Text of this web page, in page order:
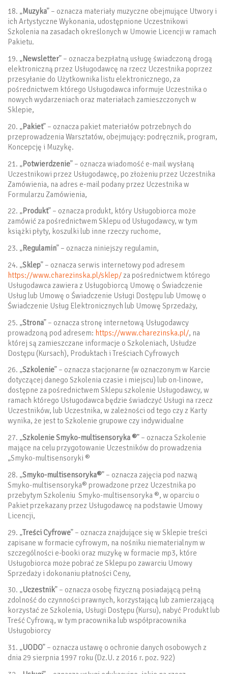
18. „Muzyka” – oznacza materiały muzyczne obejmujące Utwory i
ich Artystyczne Wykonania, udostępnione Uczestnikowi
Szkolenia na zasadach określonych w Umowie Licencji w ramach
Pakietu.
19. „Newsletter” – oznacza bezpłatną usługę świadczoną drogą
elektroniczną przez Usługodawcę na rzecz Uczestnika poprzez
przesyłanie do Użytkownika listu elektronicznego, za
pośrednictwem którego Usługodawca informuje Uczestnika o
nowych wydarzeniach oraz materiałach zamieszczonych w
Sklepie,
20. „Pakiet” – oznacza pakiet materiałów potrzebnych do
przeprowadzenia Warsztatów, obejmujący: podręcznik, program,
Koncepcję i Muzykę.
21. „Potwierdzenie” – oznacza wiadomość e-mail wysłaną
Uczestnikowi przez Usługodawcę, po złożeniu przez Uczestnika
Zamówienia, na adres e-mail podany przez Uczestnika w
Formularzu Zamówienia,
22. „Produkt” – oznacza produkt, który Usługobiorca może
zamówić za pośrednictwem Sklepu od Usługodawcy, w tym
książki płyty, koszulki lub inne rzeczy ruchome,
23. „Regulamin” – oznacza niniejszy regulamin,
24. „Sklep” – oznacza serwis internetowy pod adresem
https://www.charezinska.pl/sklep/za pośrednictwem którego
Usługodawca zawiera z Usługobiorcą Umowę o Świadczenie
Usług lub Umowę o Świadczenie Usługi Dostępu lub Umowę o
Świadczenie Usług Elektronicznych lub Umowę Sprzedaży,
25. „Strona” – oznacza stronę internetową Usługodawcy
prowadzoną pod adresem: https://www.charezinska.pl/, na
której są zamieszczane informacje o Szkoleniach, Usłudze
Dostępu (Kursach), Produktach i Treściach Cyfrowych
26. „Szkolenie” – oznacza stacjonarne (w oznaczonym w Karcie
dotyczącej danego Szkolenia czasie i miejscu) lub on-linowe,
dostępne za pośrednictwem Sklepu szkolenie Usługodawcy, w
ramach którego Usługodawca będzie świadczyć Usługi na rzecz
Uczestników, lub Uczestnika, w zależności od tego czy z Karty
wynika, że jest to Szkolenie grupowe czy indywidualne
27. „Szkolenie Smyko-multisensoryka ®” – oznacza Szkolenie
mające na celu przygotowanie Uczestników do prowadzenia
„Smyko-multisensoryki ®
28. „Smyko-multisensoryka®” – oznacza zajęcia pod nazwą
Smyko-multisensoryka® prowadzone przez Uczestnika po
przebytym Szkoleniu Smyko-multisensoryka ®, w oparciu o
Pakiet przekazany przez Usługodawcę na podstawie Umowy
Licencji,
29. „Treści Cyfrowe” – oznacza znajdujące się w Sklepie treści
zapisane w formacie cyfrowym, na nośniku niematerialnym w
szczególności e-booki oraz muzykę w formacie mp3, które
Usługobiorca może pobrać ze Sklepu po zawarciu Umowy
Sprzedaży i dokonaniu płatności Ceny,
30. „Uczestnik” – oznacza osobę fizyczną posiadającą pełną
zdolność do czynności prawnych, korzystającą lub zamierzającą
korzystać ze Szkolenia, Usługi Dostępu (Kursu), nabyć Produkt lub
Treść Cyfrową, w tym pracownika lub współpracownika
Usługobiorcy
31. „UODO” – oznacza ustawę o ochronie danych osobowych z
dnia 29 sierpnia 1997 roku (Dz.U. z 2016 r. poz. 922)